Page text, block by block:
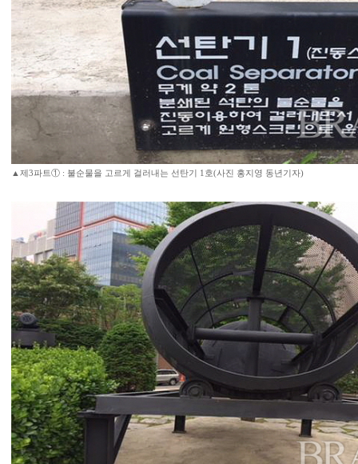
▲제3파트① : 불순물을 고르게 걸러내는 선탄기 1호(사진 홍지영 동년기자)